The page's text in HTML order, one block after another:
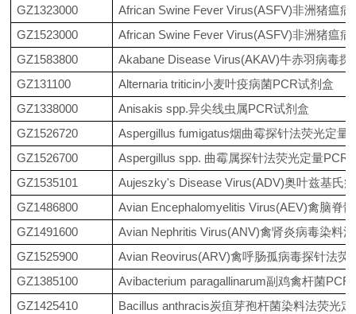
GZ1323000
African Swine Fever Virus(ASFV)非洲猪瘟
GZ1523000
African Swine Fever Virus(ASFV)非洲猪瘟
GZ1583800
Akabane Disease Virus(AKAV)牛赤羽病毒
GZ131100
Alternaria triticin小麦叶疫病菌PCR试剂盒
GZ1338000
Anisakis spp.异尖线虫属PCR试剂盒
GZ1526720
Aspergillus fumigatus烟曲霉探针法荧光定量
GZ1526700
Aspergillus spp. 曲霉属探针法荧光定量PCR
GZ1535101
Aujeszky's Disease Virus(ADV)奥叶兹基氏
GZ1486800
Avian Encephalomyelitis Virus(AEV)禽脑脊
GZ1491600
Avian Nephritis Virus(ANV)禽肾炎病毒染料
GZ1525900
Avian Reovirus(ARV)禽呼肠孤病毒探针法荧
GZ1385100
Avibacterium paragallinarum副鸡禽杆菌PCR
GZ1425410
Bacillus anthracis炭疽芽孢杆菌染料法荧光